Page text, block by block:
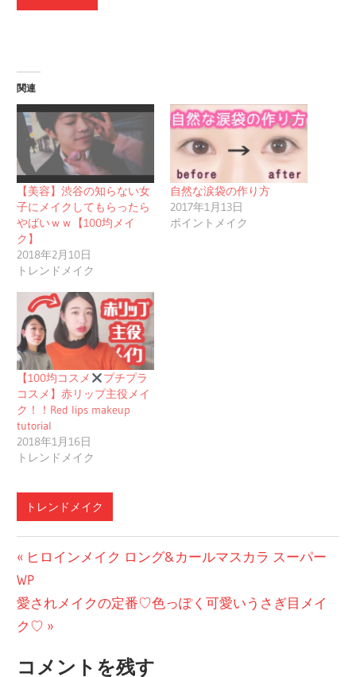
関連
【美容】渋谷の知らない女
子にメイクしてもらったら
やばいｗｗ【100均メイ
ク】
2018年2月10日
トレンドメイク
自然な涙袋の作り方
2017年1月13日
ポイントメイク
【100均コスメ
プチプラ
コスメ】赤リップ主役メイ
ク！！Red lips makeup
tutorial
2018年1月16日
トレンドメイク
トレンドメイク
投
稿
ナ
前
の
投
稿:
ヒロインメイク ロング&カールマスカラ スーパー
WP
次
の
稿:
愛されメイクの定番♡色っぽく可愛いうさぎ目メイ
ク♡
コメントを残す